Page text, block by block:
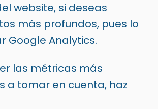
website, si deseas
más profundos, pues lo
Google Analytics.
las métricas más
a tomar en cuenta, haz